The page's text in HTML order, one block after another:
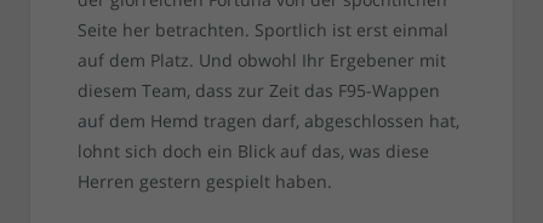
Seite her betrachten. Sportlich ist erst einmal
auf dem Platz. Und obwohl Ihr Ergebener mit
diesem Team, dass zur Zeit das F95-Wappen
auf dem Hemd tragen darf, abgeschlossen hat,
lohnt sich doch ein Blick auf das, was diese
Herren gestern gespielt haben.